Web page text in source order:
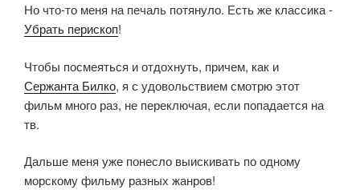
Но что-то меня на печаль потянуло. Есть же классика -
Убрать перископ!
Чтобы посмеяться и отдохнуть, причем, как и
Сержанта Билко, я с удовольствием смотрю этот
фильм много раз, не переключая, если попадается на
тв.
Дальше меня уже понесло выискивать по одному
морскому фильму разных жанров!